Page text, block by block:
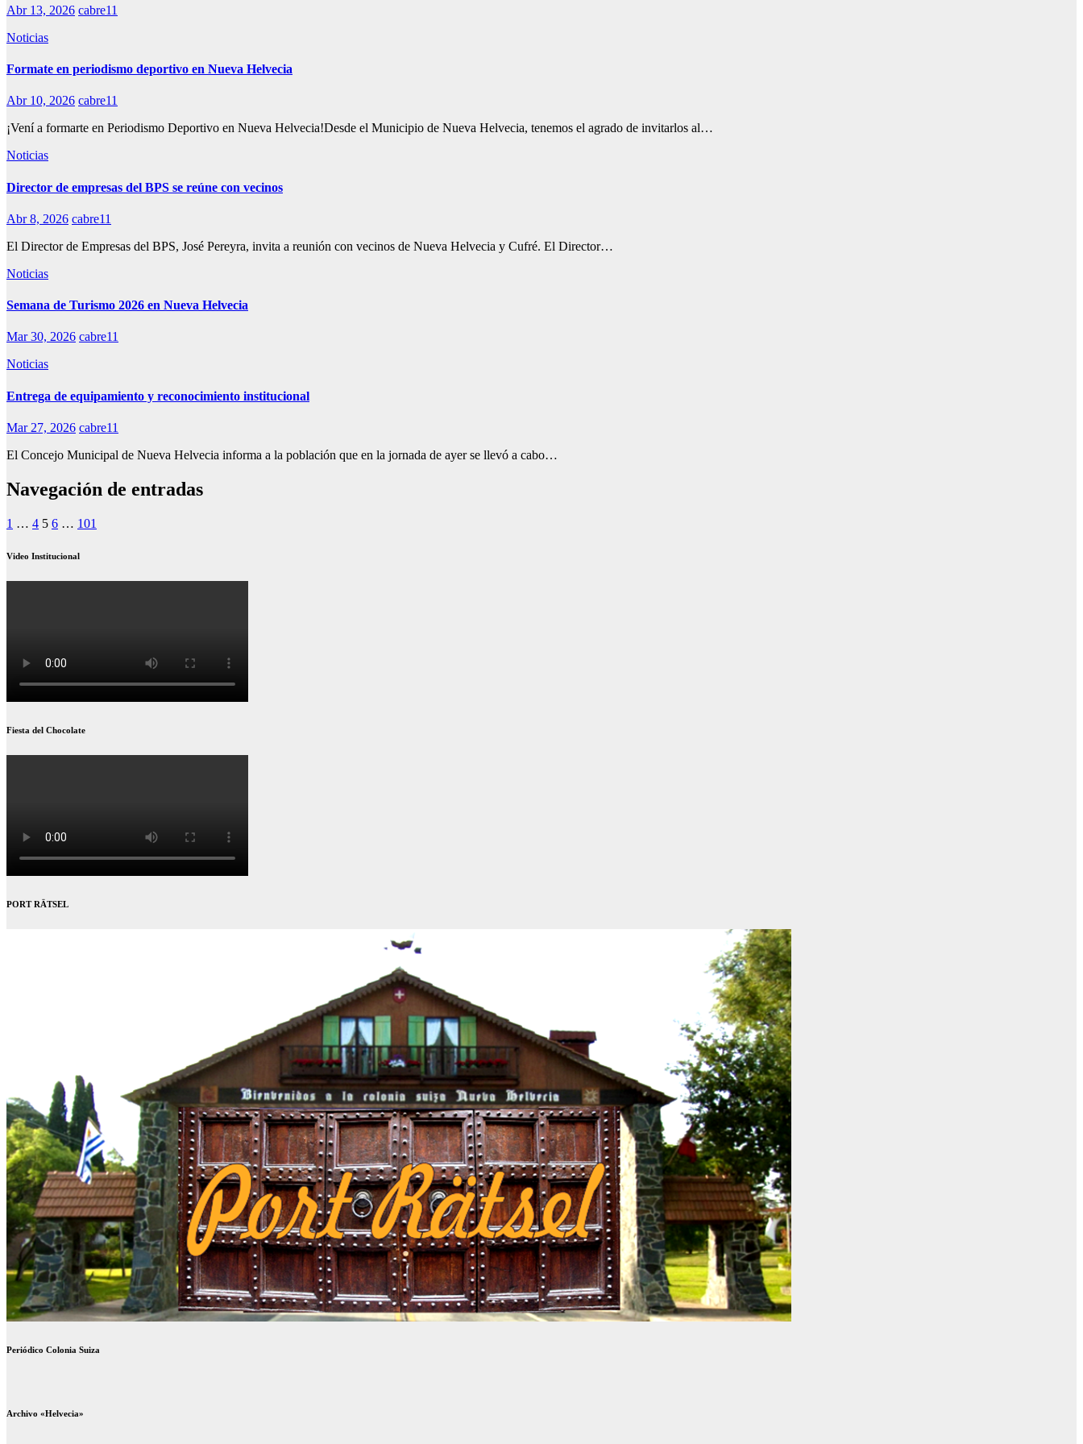
Abr 13, 2026 cabre11
Noticias
Formate en periodismo deportivo en Nueva Helvecia
Abr 10, 2026 cabre11
¡Vení a formarte en Periodismo Deportivo en Nueva Helvecia!Desde el Municipio de Nueva Helvecia, tenemos el agrado de invitarlos al…
Noticias
Director de empresas del BPS se reúne con vecinos
Abr 8, 2026 cabre11
El Director de Empresas del BPS, José Pereyra, invita a reunión con vecinos de Nueva Helvecia y Cufré. El Director…
Noticias
Semana de Turismo 2026 en Nueva Helvecia
Mar 30, 2026 cabre11
Noticias
Entrega de equipamiento y reconocimiento institucional
Mar 27, 2026 cabre11
El Concejo Municipal de Nueva Helvecia informa a la población que en la jornada de ayer se llevó a cabo…
Navegación de entradas
1 … 4 5 6 … 101
Video Institucional
Fiesta del Chocolate
PORT RÄTSEL
Periódico Colonia Suiza
Archivo «Helvecia»